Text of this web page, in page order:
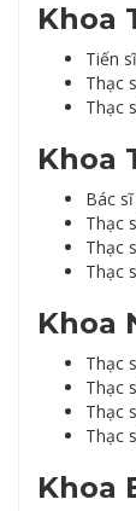
Khoa
Tiến
Thạc
Thạc
Khoa
Bác
Thạc
Thạc
Thạc
Khoa
Thạc
Thạc
Thạc
Thạc
Khoa